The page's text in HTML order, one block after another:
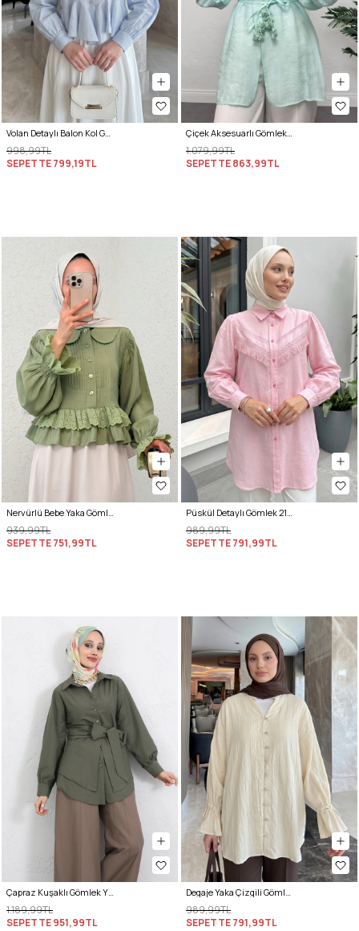
Volan Detaylı Balon Kol Gömlek Y0095 - BEBE MAVİSİ
998,99TL
SEPETTE799,19TL
Çiçek Aksesuarlı Gömlek 0064 - MİNT YEŞİLİ
1.079,99TL
SEPETTE863,99TL
Nervürlü Bebe Yaka Gömlek 2279 - AÇIK HAKİ
939,99TL
SEPETTE751,99TL
Püskül Detaylı Gömlek 2109 - PEMBE
989,99TL
SEPETTE791,99TL
Çapraz Kuşaklı Gömlek Y0105 - HAKİ
1.189,99TL
SEPETTE951,99TL
Degaje Yaka Çizgili Gömlek Y0121 - TEREYAĞ SARISI
989,99TL
SEPETTE791,99TL